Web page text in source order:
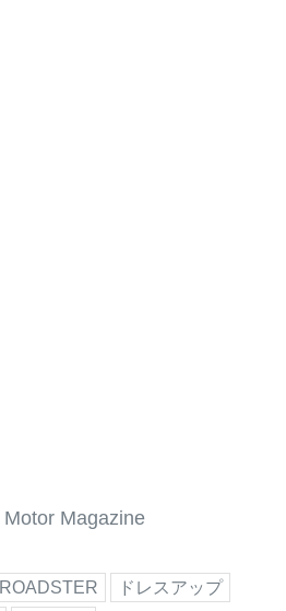
Motor Magazine
ROADSTER
ドレスアップ